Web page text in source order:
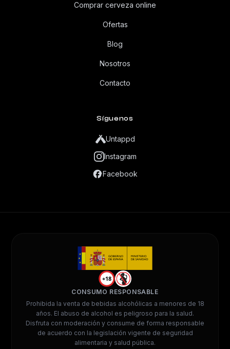
Comprar cerveza online
Ofertas
Blog
Nosotros
Contacto
Síguenos
Untappd
Instagram
Facebook
+18
CONSUMO RESPONSABLE
Prohibida la venta de bebidas alcohólicas a menores de 18
años. El abuso de alcohol es peligroso para la salud.
Disfruta con moderación y consume de forma responsable
de acuerdo con la legislación vigente de seguridad
alimentaria y salud pública.